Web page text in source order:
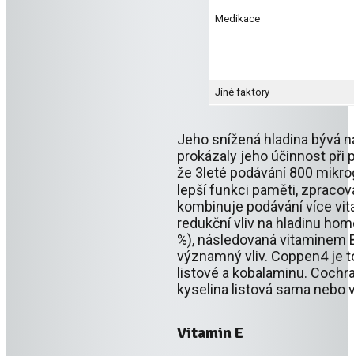
Medikace
Jiné faktory
Jeho snížená hladina bývá
prokázaly jeho účinnost při
že 3leté podávání 800
lepší funkci paměti,
kombinuje podávání více
redukční vliv na hladinu
%), následovaná vitaminem
významný vliv. Coppen4 je
listové a kobalaminu.
kyselina listová sama nebo
Vitamin E